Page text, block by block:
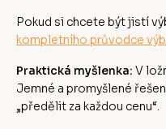
Pokud si chcete být jistí
kompletního průvodce
Praktická myšlenka: V
Jemné a promyšlené
„předělit za každou cenu“.